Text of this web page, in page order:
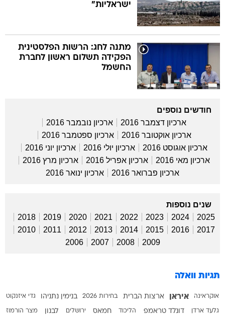
ישראליות"
מתנה לחג: הרשות הפלסטינית
הפקידה תשלום ראשון לחברת
החשמל
חודשים נוספים
ארכיון דצמבר 2016
ארכיון נובמבר 2016
ארכיון אוקטובר 2016
ארכיון ספטמבר 2016
ארכיון אוגוסט 2016
ארכיון יולי 2016
ארכיון יוני 2016
ארכיון מאי 2016
ארכיון אפריל 2016
ארכיון מרץ 2016
ארכיון פברואר 2016
ארכיון ינואר 2016
שנים נוספות
2025
2024
2023
2022
2021
2020
2019
2018
2017
2016
2015
2014
2013
2012
2011
2010
2009
2008
2007
2006
תגיות וואלה
אוקראינה איראן ארצות הברית בחירות 2026 בנימין נתניהו גדי איזנקוט
גלעד ארדן דונלד טראמפ הליכוד חמאס ירושלים לבנון מצר הורמוז